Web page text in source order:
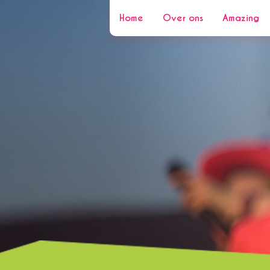
Home Over ons Amazing